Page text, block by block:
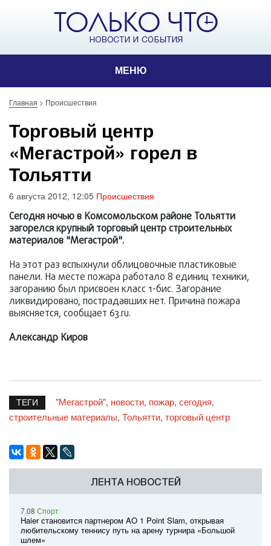
МЕНЮ
Главная > Происшествия
Торговый центр
«Мегастрой» горел в
Тольятти
6 августа 2012, 12:05 Происшествия
Сегодня ночью в Комсомольском районе Тольятти
загорелся крупный торговый центр строительных
материалов "Мегастрой".
На этот раз вспыхнули облицовочные пластиковые
панели. На месте пожара работало 8 единиц техники,
загоранию был присвоен класс 1-бис. Загорание
ликвидировано, пострадавших нет. Причина пожара
выясняется, сообщает 63.ru.
Александр Киров
ТЕГИ "Мегастрой", новости, пожар, сегодня,
строительные материалы, Тольятти, торговый центр
ЛЕНТА НОВОСТЕЙ
7.08 Спорт
Haier становится партнером AO 1 Point Slam, открывая
любительскому теннису путь на арену турнира «Большой
шлем»